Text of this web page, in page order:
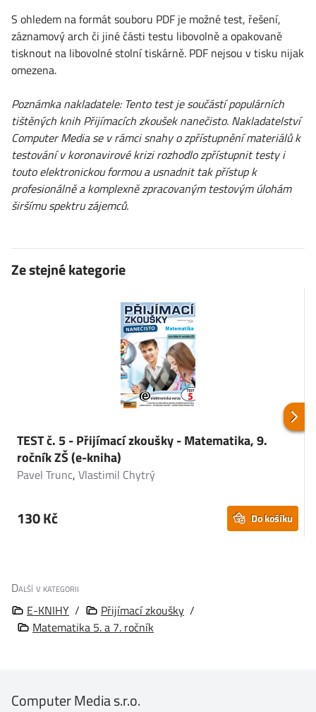
S ohledem na formát souboru PDF je možné test, řešení,
záznamový arch či jiné části testu libovolně a opakovaně
tisknout na libovolné stolní tiskárně. PDF nejsou v tisku nijak
omezena.
Poznámka nakladatele: Tento test je součástí populárních
tištěných knih Přijímacích zkoušek nanečisto. Nakladatelství
Computer Media se v rámci snahy o zpřístupnění materiálů k
testování v koronavirové krizi rozhodlo zpřístupnit testy i
touto elektronickou formou a usnadnit tak přístup k
profesionálně a komplexně zpracovaným testovým úlohám
širšímu spektru zájemců.
Ze stejné kategorie
TEST č. 5 - Přijímací zkoušky - Matematika, 9.
ročník ZŠ (e-kniha)
Pavel Trunc, Vlastimil Chytrý
130 Kč Do košíku
Další v kategorii
E-KNIHY / Přijímací zkoušky /
Matematika 5. a 7. ročník
Computer Media s.r.o.